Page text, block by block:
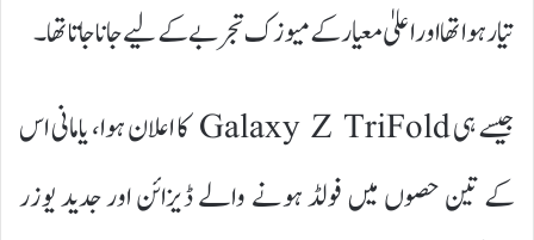
تیار ہوا تھا اور اعلیٰ معیار کے میوزک تجربے کے لیے جانا جاتا تھا۔
جیسے ہی Galaxy Z TriFold کا اعلان ہوا، یامانی اس
کے تین حصوں میں فولڈ ہونے والے ڈیزائن اور جدید یوزر